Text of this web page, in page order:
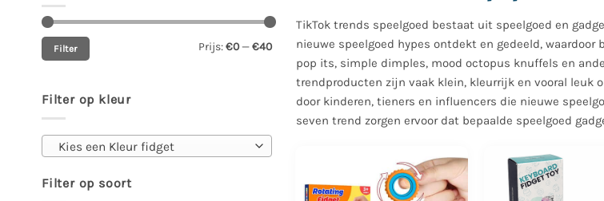
Min.
prijs
Max.
prijsFilter Prijs:€0—€40
Filter op kleur
Kies een Kleur fidget
Filter op soort
TikTok trends speelgoed bestaat uit speelgoed en
nieuwe speelgoed hypes ontdekt en gedeeld,
pop its, simple dimples, mood octopus knuffels en
trendproducten zijn vaak klein, kleurrijk en vooral leuk
door kinderen, tieners en influencers die nieuwe
seven trend zorgen ervoor dat bepaalde speelgoed